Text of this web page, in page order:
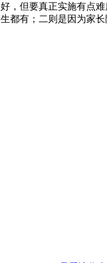
，但要真正实施有点
都有；二则是因为家